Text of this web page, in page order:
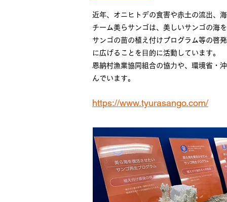
近年、オニヒトデの食害や赤土の流出、
チーム美らサンゴは、美しいサンゴの海
サンゴの苗の植え付けプログラム等の啓
に広げることを⽬的に活動しています。
恩納村漁業協同組合の協⼒や、環境省・
んでいます。
https://www.tyurasango.com/